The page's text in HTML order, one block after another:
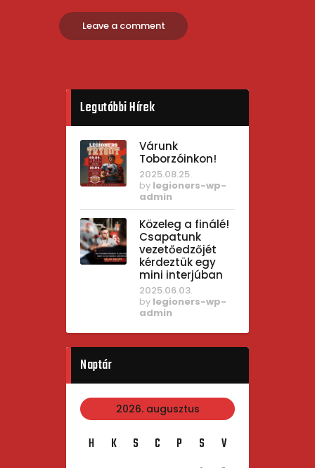
Legutóbbi Hírek
Várunk
Toborzóinkon!
2025.08.25.
by legioners-wp-
admin
Közeleg a finálé!
Csapatunk
vezetőedzőjét
kérdeztük egy
mini interjúban
2025.06.03.
by legioners-wp-
admin
Naptár
2026. augusztus
H K S C P S V